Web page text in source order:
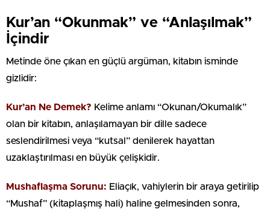
Kur’an “Okunmak” ve “Anlaşılmak”
İçindir
Metinde öne çıkan en güçlü argüman, kitabın isminde
gizlidir:
Kur’an Ne Demek? Kelime anlamı “Okunan/Okumalık”
olan bir kitabın, anlaşılamayan bir dille sadece
seslendirilmesi veya “kutsal” denilerek hayattan
uzaklaştırılması en büyük çelişkidir.
Mushaflaşma Sorunu: Eliaçık, vahiylerin bir araya getirilip
“Mushaf” (kitaplaşmış hali) haline gelmesinden sonra,